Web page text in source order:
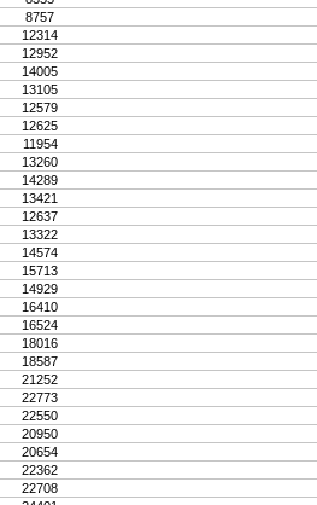
8757
12314
12952
14005
13105
12579
12625
11954
13260
14289
13421
12637
13322
14574
15713
14929
16410
16524
18016
18587
21252
22773
22550
20950
20654
22362
22708